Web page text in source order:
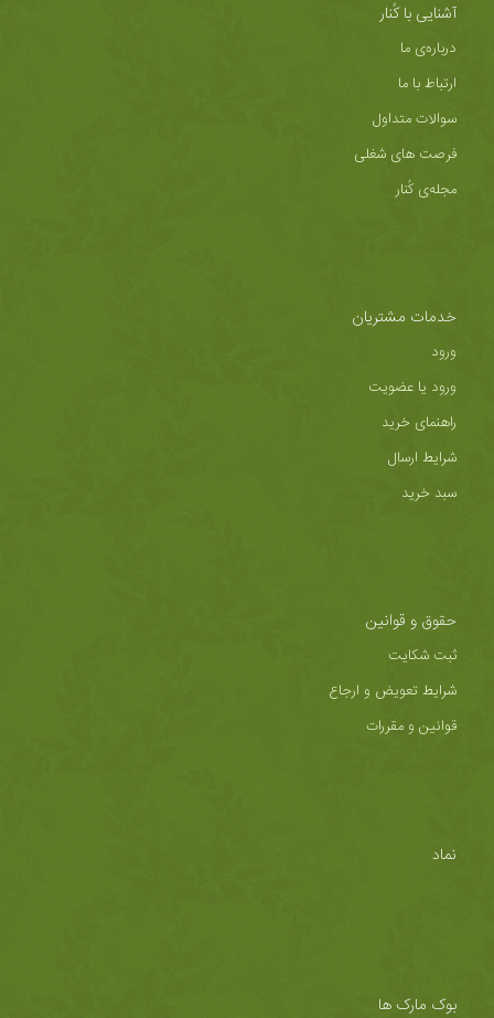
آشنایی با کُنار
درباره‌ی ما
ارتباط با ما
سوالات متداول
فرصت های شغلی
مجله‌ی کُنار
خدمات مشتریان
ورود
ورود یا عضویت
راهنمای خرید
شرایط ارسال
سبد خرید
حقوق و قوانین
ثبت شکایت
شرایط تعویض و ارجاع
قوانین و مقررات
نماد
بوک مارک ها